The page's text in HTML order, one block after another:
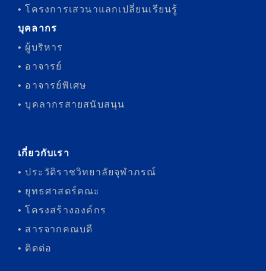
• โครงการเสวนาแลกเปลี่ยนเรียนรู้
บุคลากร
• ผู้บริหาร
• อาจารย์
• อาจารย์พิเศษ
• บุคลากรสายสนับสนุน
เกี่ยวกับเรา
• ประวัติราชวิทยาลัยจุฬาภรณ์
• ยุทธศาสตร์คณะ
• โครงสร้างองค์กร
• สารจากคณบดี
• ติดต่อ